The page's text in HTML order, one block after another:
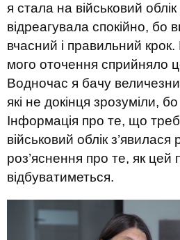
я стала на військовий
відреагувала спокійно,
вчасний і правильний
мого оточення сприйняло
Водночас я бачу
які не докінця зрозуміли,
Інформація про те, що
військовий облік з’явилася
роз’яснення про те, як цей
відбуватиметься.